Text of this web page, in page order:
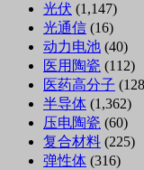
光伏 (1,147)
光通信 (16)
动力电池 (40)
医用陶瓷 (112)
医药高分子
半导体 (1,362)
压电陶瓷 (60)
复合材料 (225)
弹性体 (316)